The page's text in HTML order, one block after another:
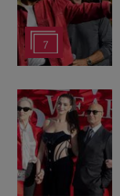
7